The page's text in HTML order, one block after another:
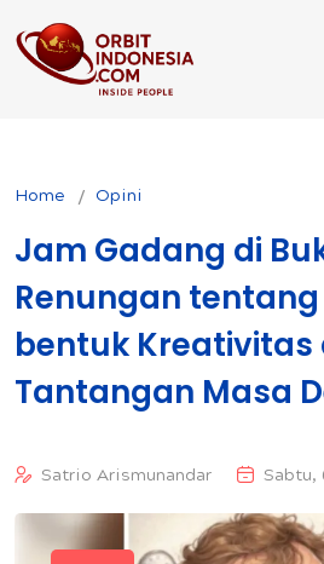
Home Opini
Jam Gadang di
Renungan
bentuk Kreativitas
Tantangan Masa
Satrio Arismunandar Sabtu,